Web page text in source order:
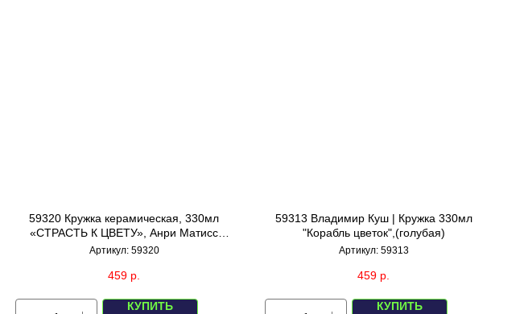
59320 Кружка керамическая, 330мл
«СТРАСТЬ К ЦВЕТУ», Анри Матисс
(черная)
Артикул: 59320
459 р.
КУПИТЬ
59313 Владимир Куш | Кружка 330мл
"Корабль цветок",(голубая)
Артикул: 59313
459 р.
КУПИТЬ